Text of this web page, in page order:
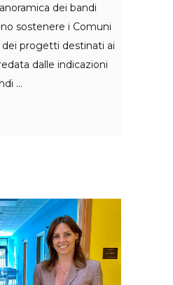
dei bandi
sostenere i Comuni
dei progetti destinati ai
dalle indicazioni